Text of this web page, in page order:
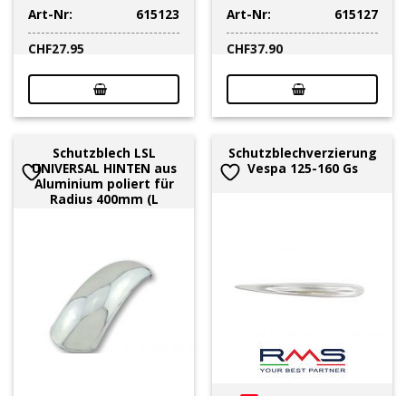
Art-Nr:
615123
CHF27.95
Art-Nr:
615127
CHF37.90
Schutzblech LSL
UNIVERSAL HINTEN aus
Aluminium poliert für
Radius 400mm (L
Schutzblechverzierung
Vespa 125-160 Gs